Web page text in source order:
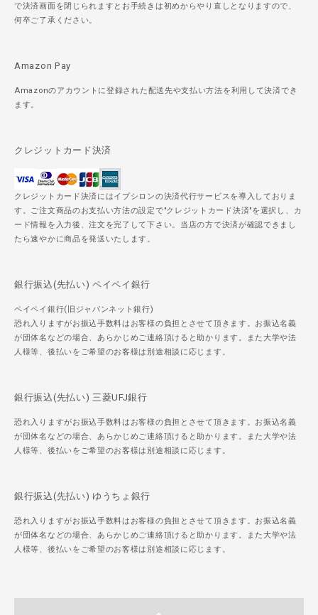
で決済画面を閉じられますとお手続きは初めからやり直しとなりますので、
何卒ご了承ください。
Amazon Pay
Amazonのアカウントに登録された配送先や支払い方法を利用して決済でき
ます。
クレジットカード決済
クレジットカード決済にはイプシロンの決済代行サービスを導入しておりま
す。ご注文商品のお支払い方法の設定で"クレジットカード決済"を選択し、カ
ード情報を入力後、注文を完了して下さい。当店の方で決済が確認できまし
たら速やかに商品を発送いたします。
銀行振込(先払い) ペイペイ銀行
ペイペイ銀行(旧ジャパンネット銀行)
恐れ入りますがお振込手数料はお客様の負担とさせて頂きます。お振込名義
が団体名などの場合、あらかじめご連絡頂けると助かります。また大学や法
人様等、後払いをご希望のお客様は別途相談に応じます。
銀行振込(先払い) 三菱UFJ銀行
恐れ入りますがお振込手数料はお客様の負担とさせて頂きます。お振込名義
が団体名などの場合、あらかじめご連絡頂けると助かります。また大学や法
人様等、後払いをご希望のお客様は別途相談に応じます。
銀行振込(先払い) ゆうちょ銀行
恐れ入りますがお振込手数料はお客様の負担とさせて頂きます。お振込名義
が団体名などの場合、あらかじめご連絡頂けると助かります。また大学や法
人様等、後払いをご希望のお客様は別途相談に応じます。